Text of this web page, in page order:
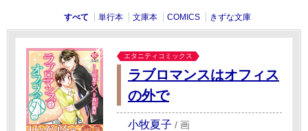
すべて 単行本 文庫本 COMICS きずな文庫
エタニティコミックス
ラブロマンスはオフィス
の外で
小牧夏子 / 画